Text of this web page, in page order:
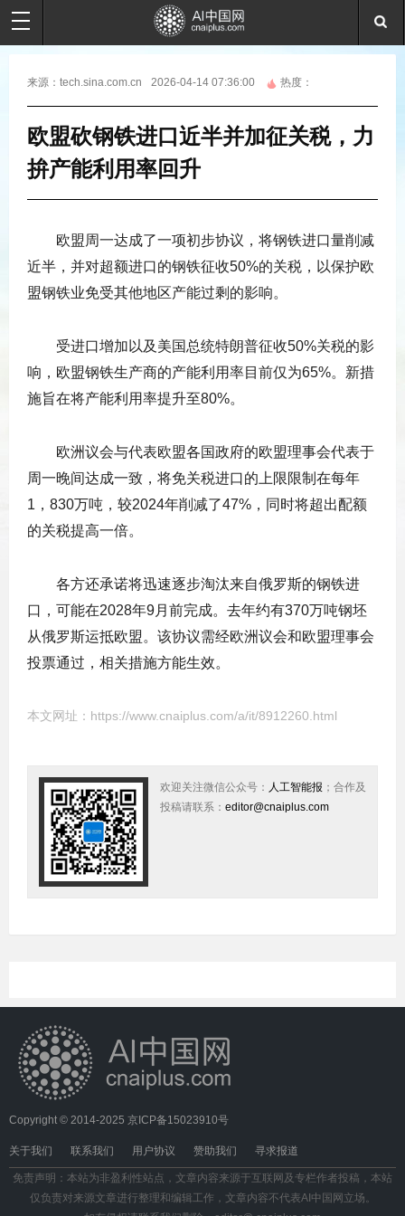
来源： tech.sina.com.cn 2026-04-14 07:36:00 热度：
欧盟砍钢铁进口近半并加征关税，力
拚产能利用率回升
欧盟周一达成了一项初步协议，将钢铁进口量削减
近半，并对超额进口的钢铁征收50%的关税，以保护欧
盟钢铁业免受其他地区产能过剩的影响。
受进口增加以及美国总统特朗普征收50%关税的影
响，欧盟钢铁生产商的产能利用率目前仅为65%。新措
施旨在将产能利用率提升至80%。
欧洲议会与代表欧盟各国政府的欧盟理事会代表于
周一晚间达成一致，将免关税进口的上限限制在每年
1，830万吨，较2024年削减了47%，同时将超出配额
的关税提高一倍。
各方还承诺将迅速逐步淘汰来自俄罗斯的钢铁进
口，可能在2028年9月前完成。去年约有370万吨钢坯
从俄罗斯运抵欧盟。该协议需经欧洲议会和欧盟理事会
投票通过，相关措施方能生效。
本文网址： https://www.cnaiplus.com/a/it/8912260.html
欢迎关注微信公众号： 人工智能报 ；合作及
投稿请联系： editor@cnaiplus.com
Copyright © 2014-2025 京ICP备15023910号
关于我们 联系我们 用户协议 赞助我们 寻求报道
免责声明：本站为非盈利性站点，文章内容来源于互联网及专栏作者投稿，本站
仅负责对来源文章进行整理和编辑工作，文章内容不代表AI中国网立场。